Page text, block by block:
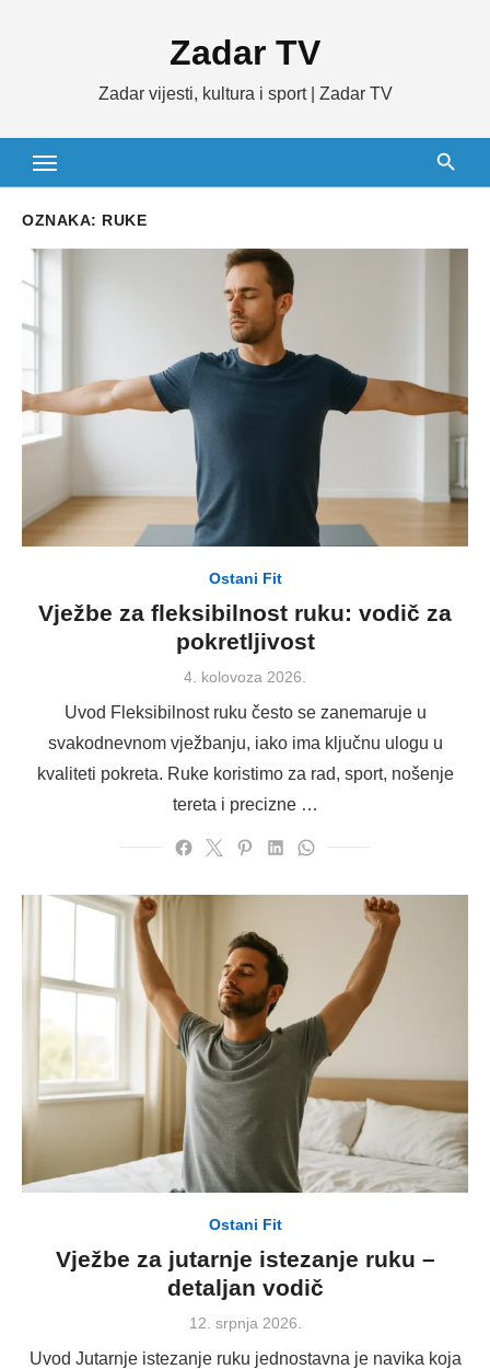
Zadar TV
Zadar vijesti, kultura i sport | Zadar TV
OZNAKA: RUKE
Ostani Fit
Vježbe za fleksibilnost ruku: vodič za
pokretljivost
Posted
4. kolovoza 2026.
Uvod Fleksibilnost ruku često se zanemaruje u
svakodnevnom vježbanju, iako ima ključnu ulogu u
kvaliteti pokreta. Ruke koristimo za rad, sport, nošenje
tereta i precizne …
Ostani Fit
Vježbe za jutarnje istezanje ruku –
detaljan vodič
Posted
12. srpnja 2026.
Uvod Jutarnje istezanje ruku jednostavna je navika koja